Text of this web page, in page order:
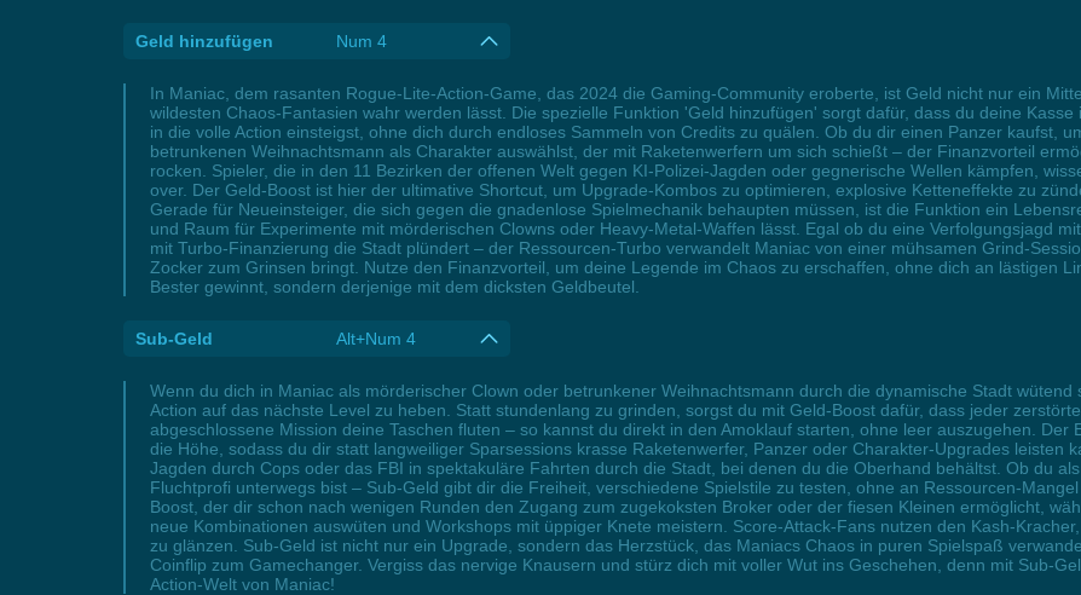
Geld hinzufügen Num 4
In Maniac, dem rasanten Rogue-Lite-Action-Game, das 2024 die Gaming-Community eroberte, ist Geld nicht nur ein
wildesten Chaos-Fantasien wahr werden lässt. Die spezielle Funktion 'Geld hinzufügen' sorgt dafür, dass du deine
in die volle Action einsteigst, ohne dich durch endloses Sammeln von Credits zu quälen. Ob du dir einen Panzer kaufst,
betrunkenen Weihnachtsmann als Charakter auswählst, der mit Raketenwerfern um sich schießt – der Finanzvorteil
rocken. Spieler, die in den 11 Bezirken der offenen Welt gegen KI-Polizei-Jagden oder gegnerische Wellen kämpfen,
over. Der Geld-Boost ist hier der ultimative Shortcut, um Upgrade-Kombos zu optimieren, explosive Ketteneffekte zu
Gerade für Neueinsteiger, die sich gegen die gnadenlose Spielmechanik behaupten müssen, ist die Funktion ein
und Raum für Experimente mit mörderischen Clowns oder Heavy-Metal-Waffen lässt. Egal ob du eine Verfolgungsjagd
mit Turbo-Finanzierung die Stadt plündert – der Ressourcen-Turbo verwandelt Maniac von einer mühsamen Grind-
Zocker zum Grinsen bringt. Nutze den Finanzvorteil, um deine Legende im Chaos zu erschaffen, ohne dich an lästigen
Bester gewinnt, sondern derjenige mit dem dicksten Geldbeutel.
Sub-Geld Alt+Num 4
Wenn du dich in Maniac als mörderischer Clown oder betrunkener Weihnachtsmann durch die dynamische Stadt
Action auf das nächste Level zu heben. Statt stundenlang zu grinden, sorgst du mit Geld-Boost dafür, dass jeder
abgeschlossene Mission deine Taschen fluten – so kannst du direkt in den Amoklauf starten, ohne leer auszugehen. Der
die Höhe, sodass du dir statt langweiliger Sparsessions krasse Raketenwerfer, Panzer oder Charakter-Upgrades leisten
Jagden durch Cops oder das FBI in spektakuläre Fahrten durch die Stadt, bei denen du die Oberhand behältst. Ob du
Fluchtprofi unterwegs bist – Sub-Geld gibt dir die Freiheit, verschiedene Spielstile zu testen, ohne an Ressourcen-
Boost, der dir schon nach wenigen Runden den Zugang zum zugekoksten Broker oder der fiesen Kleinen ermöglicht,
neue Kombinationen auswüten und Workshops mit üppiger Knete meistern. Score-Attack-Fans nutzen den Kash-
zu glänzen. Sub-Geld ist nicht nur ein Upgrade, sondern das Herzstück, das Maniacs Chaos in puren Spielspaß
Coinflip zum Gamechanger. Vergiss das nervige Knausern und stürz dich mit voller Wut ins Geschehen, denn mit Sub-
Action-Welt von Maniac!